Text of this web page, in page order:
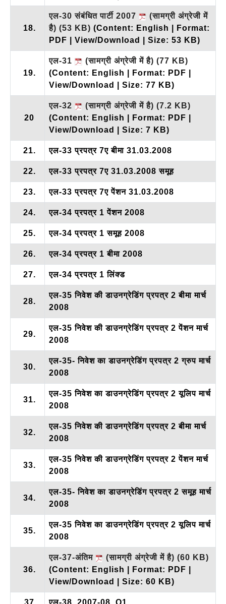
18.
एल-30 संबंधित पार्टी 2007
(सामग्री अंग्रेजी में
है) (53 KB) (Content: English | Format:
PDF | View/Download | Size: 53 KB)
19.
एल-31 (सामग्री अंग्रेजी में है) (77 KB)
(Content: English | Format: PDF |
View/Download | Size: 77 KB)
20
एल-32 (सामग्री अंग्रेजी में है) (7.2 KB)
(Content: English | Format: PDF |
View/Download | Size: 7 KB)
21. एल-33 प्रपत्र 7ए बीमा 31.03.2008
22. एल-33 प्रपत्र 7ए 31.03.2008 समूह
23. एल-33 प्रपत्र 7ए पेंशन 31.03.2008
24. एल-34 प्रपत्र 1 पेंशन 2008
25. एल-34 प्रपत्र 1 समूह 2008
26. एल-34 प्रपत्र 1 बीमा 2008
27. एल-34 प्रपत्र 1 लिंक्ड
28.
एल-35 निवेश की डाउनग्रेडिंग प्रपत्र 2 बीमा मार्च
2008
29.
एल-35 निवेश की डाउनग्रेडिंग प्रपत्र 2 पेंशन मार्च
2008
30.
एल-35- निवेश का डाउनग्रेडिंग प्रपत्र 2 ग्रुप मार्च
2008
31.
एल-35 निवेश का डाउनग्रेडिंग प्रपत्र 2 यूलिप मार्च
2008
32.
एल-35 निवेश की डाउनग्रेडिंग प्रपत्र 2 बीमा मार्च
2008
33.
एल-35 निवेश की डाउनग्रेडिंग प्रपत्र 2 पेंशन मार्च
2008
34.
एल-35- निवेश का डाउनग्रेडिंग प्रपत्र 2 समूह मार्च
2008
35.
एल-35 निवेश का डाउनग्रेडिंग प्रपत्र 2 यूलिप मार्च
2008
36.
एल-37-अंतिम (सामग्री अंग्रेजी में है) (60 KB)
(Content: English | Format: PDF |
View/Download | Size: 60 KB)
37 एल-38_2007-08_Q1